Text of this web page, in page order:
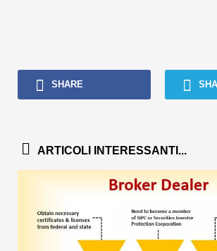
SHARE
ARTICOLI INTERESSANTI...